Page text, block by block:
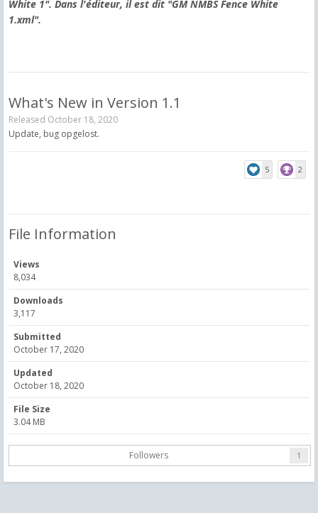
White 1". Dans l'éditeur, il est dit "GM NMBS Fence White
1.xml".
What's New in Version 1.1
Released October 18, 2020
Update, bug opgelost.
5 2
File Information
Views
8,034
Downloads
3,117
Submitted
October 17, 2020
Updated
October 18, 2020
File Size
3.04 MB
Followers 1